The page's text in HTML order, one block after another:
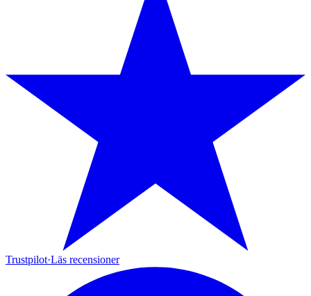
Trustpilot·Läs recensioner